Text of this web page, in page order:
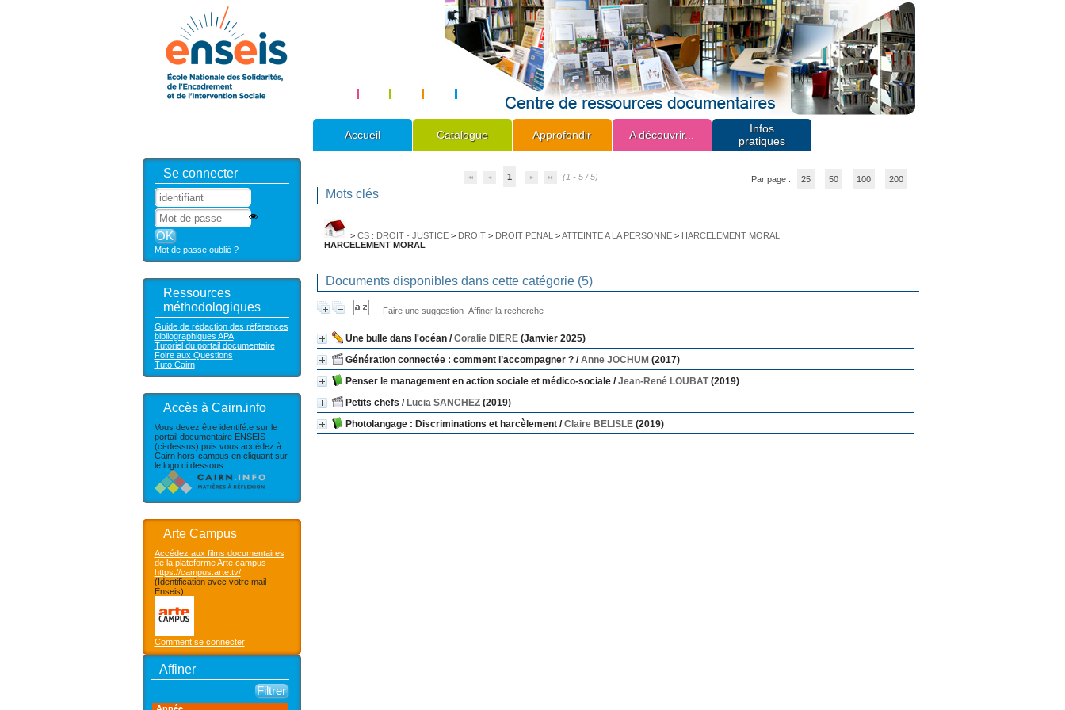
Accueil Catalogue Approfondir A découvrir...
Infos
pratiques
Se connecter
Mot de passe oublié ?
Ressources
méthodologiques
Guide de rédaction des références
bibliographiques APA
Tutoriel du portail documentaire
Foire aux Questions
Tuto Cairn
Accès à Cairn.info
Vous devez être identifé.e sur le
portail documentaire ENSEIS
(ci-dessus) puis vous accédez à
Cairn hors-campus en cliquant sur
le logo ci dessous.
Arte Campus
Accédez aux films documentaires
de la plateforme Arte campus
https://campus.arte.tv/
(Identification avec votre mail
Enseis).
Comment se connecter
Affiner
1 (1 - 5 / 5) Par page : 25 50 100 200
Mots clés
> CS : DROIT - JUSTICE> DROIT> DROIT PENAL >ATTEINTE A LA PERSONNE> HARCELEMENT MORAL
HARCELEMENT MORAL
Documents disponibles dans cette catégorie (5)
Faire une suggestion Affiner la recherche
Une bulle dans l'océan/Coralie DIERE(Janvier 2025)
Génération connectée : comment l’accompagner ?/Anne JOCHUM (2017)
Penser le management en action sociale et médico-sociale/Jean-René LOUBAT(2019)
Petits chefs / Lucia SANCHEZ(2019)
Photolangage : Discriminations et harcèlement/Claire BELISLE(2019)